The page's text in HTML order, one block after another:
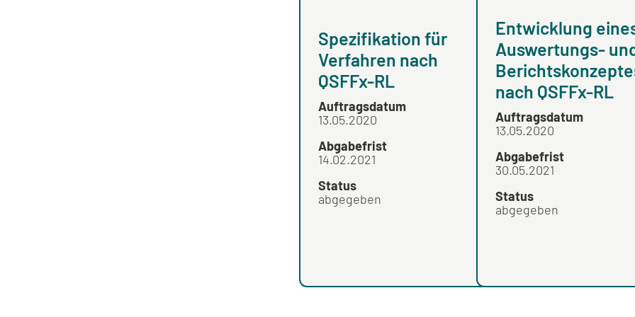
Spezifikation für
Verfahren nach
QSFFx-RL
Auftragsdatum
13.05.2020
Abgabefrist
14.02.2021
Status
abgegeben
Entwicklung
Auswertungs-
nach QSFFx-RL
Auftragsdatum
13.05.2020
Abgabefrist
30.05.2021
Status
abgegeben